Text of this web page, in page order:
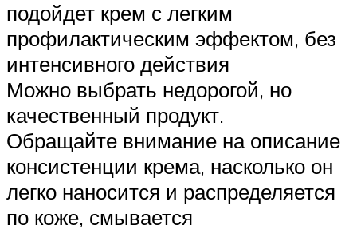
подойдет крем с легким
профилактическим эффектом, без
интенсивного действия
Можно выбрать недорогой, но
качественный продукт.
Обращайте внимание на описание
консистенции крема, насколько он
легко наносится и распределяется
по коже, смывается